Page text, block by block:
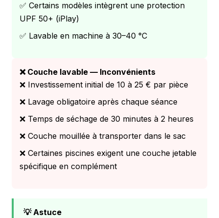
✅ Certains modèles intègrent une protection
UPF 50+ (iPlay)
✅ Lavable en machine à 30–40 °C
❌ Couche lavable — Inconvénients
❌ Investissement initial de 10 à 25 € par pièce
❌ Lavage obligatoire après chaque séance
❌ Temps de séchage de 30 minutes à 2 heures
❌ Couche mouillée à transporter dans le sac
❌ Certaines piscines exigent une couche jetable
spécifique en complément
💡 Astuce